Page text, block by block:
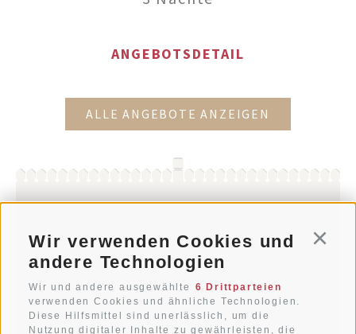
Wir verwenden Cookies und
andere Technologien
Wir und andere ausgewählte 6 Drittparteien
verwenden Cookies und ähnliche Technologien.
Diese Hilfsmittel sind unerlässlich, um die
Nutzung digitaler Inhalte zu gewährleisten, die
ANGEBOTSDETAIL
ALLE ANGEBOTE ANZEIGEN
info@villastefania.com